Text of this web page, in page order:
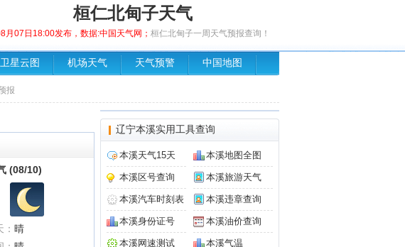
桓仁北甸子天气
月07日18:00发布，数据:中国天气网； 桓仁北甸子一周天气预报查询！
卫星云图 机场天气 天气预警 中国地图
报
(08/10)
晴
辽宁本溪实用工具查询
本溪天气15天 本溪地图全图
本溪区号查询 本溪旅游天气
本溪汽车时刻表 本溪违章查询
本溪身份证号 本溪油价查询
本溪网速测试 本溪气温